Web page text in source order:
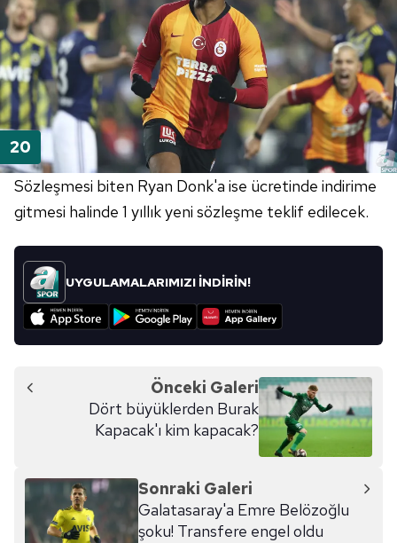
Sözleşmesi biten Ryan Donk'a ise ücretinde indirime
gitmesi halinde 1 yıllık yeni sözleşme teklif edilecek.
UYGULAMALARIMIZI İNDİRİN!
Önceki Galeri
Dört büyüklerden Burak
Kapacak'ı kim kapacak?
Sonraki Galeri
Galatasaray'a Emre Belözoğlu
şoku! Transfere engel oldu